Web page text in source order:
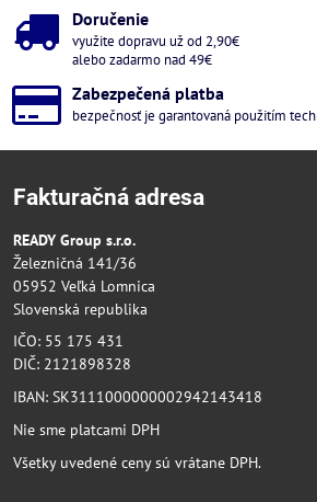
Doručenie
využite dopravu už od 2,90€
alebo zadarmo nad 49€
Zabezpečená platba
bezpečnosť je garantovaná použitím
Fakturačná adresa
READY Group s.r.o.
Železničná 141/36
05952 Veľká Lomnica
Slovenská republika
IČO: 55 175 431
DIČ: 2121898328
IBAN: SK3111000000002942143418
Nie sme platcami DPH
Všetky uvedené ceny sú vrátane DPH.